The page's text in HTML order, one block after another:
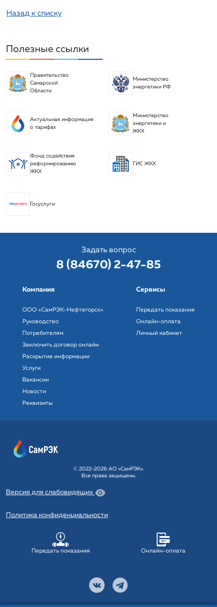
присоединением)
организации об установлении цен (тарифов)
Назад к списку
Полезные ссылки
Правительство
Самарской
Области
Министерство
энергетики РФ
Актуальная информация
о тарифах
Министерство
энергетики и
ЖКХ
Фонд содействия
реформированию
ЖКХ
ГИС ЖКХ
Госуслуги
Задать вопрос
8 (84670) 2-47-85
Компания
ООО «СамРЭК-Нефтегорск»
Руководство
Потребителям
Заключить договор онлайн
Раскрытие информации
Услуги
Вакансии
Новости
Реквизиты
Сервисы
Передать показания
Онлайн-оплата
Личный кабинет
© 2022-2026 АО «СамРЭК».
Все права защищены.
Версия для слабовидящих
Политика конфиденциальности
Передать показания Онлайн-оплата